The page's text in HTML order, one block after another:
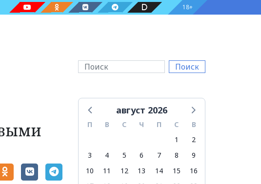
18+
Поиск
август 2026
П В С Ч П С
В
1
2
3
4 5 6 7 8
9
10
11 12 13 14 15
16